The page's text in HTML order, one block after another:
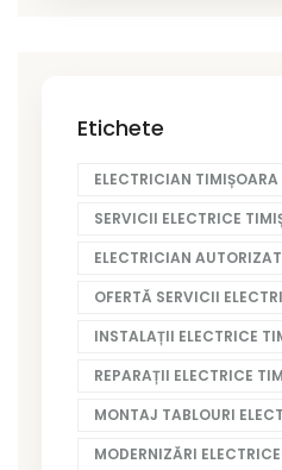
Etichete
ELECTRICIAN TIMIȘOARA
SERVICII ELECTRICE
ELECTRICIAN
OFERTĂ SERVICII
INSTALAȚII ELECTRICE
REPARAȚII ELECTRICE
MONTAJ TABLOURI
MODERNIZĂRI